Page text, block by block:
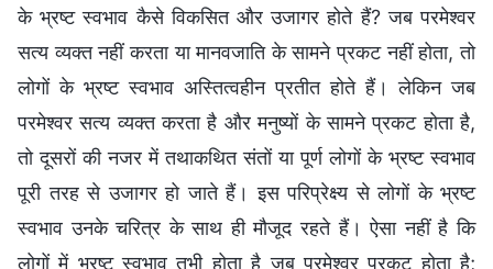
के भ्रष्ट स्वभाव कैसे विकसित और उजागर होते हैं? जब परमेश्वर
सत्य व्यक्त नहीं करता या मानवजाति के सामने प्रकट नहीं होता, तो
लोगों के भ्रष्ट स्वभाव अस्तित्वहीन प्रतीत होते हैं। लेकिन जब
परमेश्वर सत्य व्यक्त करता है और मनुष्यों के सामने प्रकट होता है,
तो दूसरों की नजर में तथाकथित संतों या पूर्ण लोगों के भ्रष्ट स्वभाव
पूरी तरह से उजागर हो जाते हैं। इस परिप्रेक्ष्य से लोगों के भ्रष्ट
स्वभाव उनके चरित्र के साथ ही मौजूद रहते हैं। ऐसा नहीं है कि
लोगों में भ्रष्ट स्वभाव तभी होता है जब परमेश्वर प्रकट होता है;